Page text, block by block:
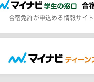
合宿免許が申込める情報サイト